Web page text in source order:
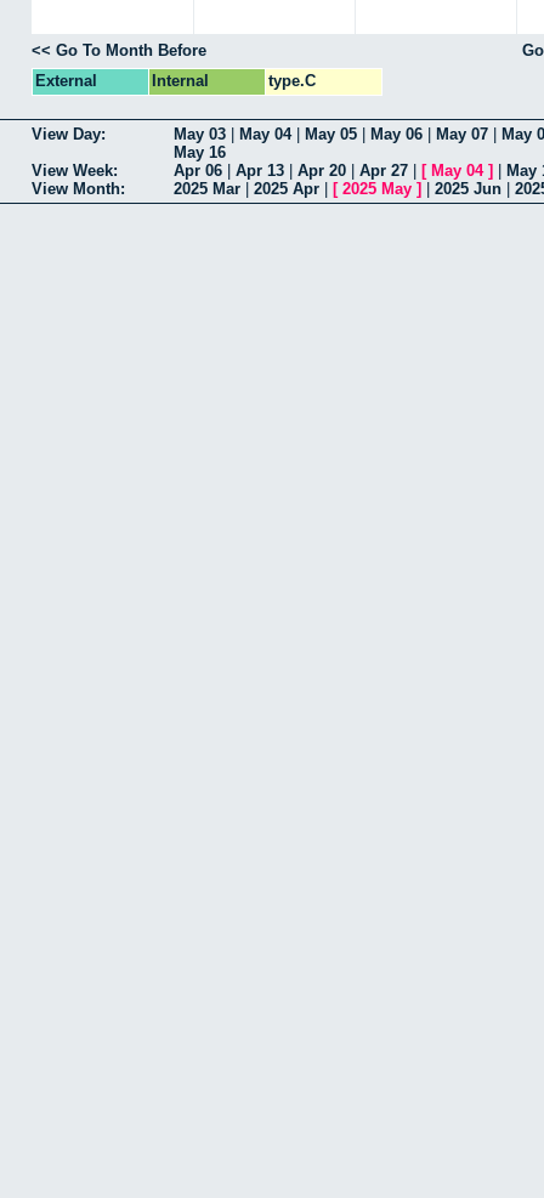
<< Go To Month Before
External
Internal type.C
View Day: May 03 May 04| May 05 May 06 May 07
May
May 16
View Week:
Apr 06 Apr 13 Apr 20 Apr 27 [ May 04]
May
View Month:
2025 Mar 2025 Apr [ 2025 May ] 2025 Jun